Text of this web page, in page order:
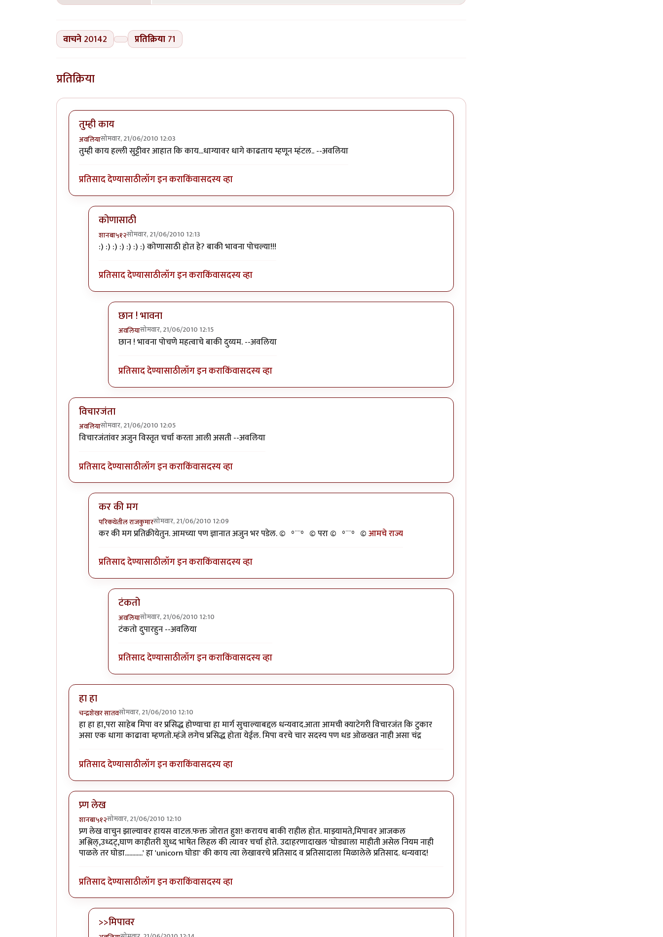
वाचने 20142 प्रतिक्रिया 71
प्रतिक्रिया
तुम्ही काय
अवलियासोमवार, 21/06/2010 12:03
तुम्ही काय हल्ली सुट्टीवर आहात कि काय...धाग्यावर धागे काढताय म्हणून म्हंटल.. --अवलिया
प्रतिसाद देण्यासाठीलॉग इन कराकिंवासदस्य व्हा
कोणासाठी
शानबा५१२सोमवार, 21/06/2010 12:13
In reply toतुम्ही कायbyअवलिया
:) :) :) :) :) :) :) कोणासाठी होत हे? बाकी भावना पोचल्या!!!
प्रतिसाद देण्यासाठीलॉग इन कराकिंवासदस्य व्हा
छान ! भावना
अवलियासोमवार, 21/06/2010 12:15
In reply toकोणासाठीbyशानबा५१२
छान ! भावना पोचणे महत्वाचे बाकी दुय्यम. --अवलिया
प्रतिसाद देण्यासाठीलॉग इन कराकिंवासदस्य व्हा
विचारजंता
अवलियासोमवार, 21/06/2010 12:05
विचारजंतांवर अजुन विस्तृत चर्चा करता आली असती --अवलिया
प्रतिसाद देण्यासाठीलॉग इन कराकिंवासदस्य व्हा
कर की मग
परिकथेतील राजकुमारसोमवार, 21/06/2010 12:09
In reply toविचारजंताbyअवलिया
कर की मग प्रतिक्रीयेतुन. आमच्या पण ज्ञानात अजुन भर पडेल. ©º°¨¨°º© परा ©º°¨¨°º©आमचे राज्य
प्रतिसाद देण्यासाठीलॉग इन कराकिंवासदस्य व्हा
टंकतो
अवलियासोमवार, 21/06/2010 12:10
In reply toकर की मगby
टंकतो दुपारहुन --अवलिया
प्रतिसाद देण्यासाठीलॉग इन कराकिंवासदस्य व्हा
हा हा
चन्द्रशेखर सातवसोमवार, 21/06/2010 12:10
हा हा हा,परा साहेब मिपा वर प्रसिद्ध होण्याचा हा मार्ग सुचाल्याबद्दल धन्यवाद.आता आमची क्याटेगरी विचारजंत कि टुकार
असा एक धागा काढावा म्हणतो.म्हंजे लगेच प्रसिद्ध होता येईल. मिपा वरचे चार सदस्य पण धड ओळखत नाही असा चंद्र
प्रतिसाद देण्यासाठीलॉग इन कराकिंवासदस्य व्हा
प्र्ण लेख
शानबा५१२सोमवार, 21/06/2010 12:10
प्र्ण लेख वाचुन झाल्यावर हायस वाटल.फक्त जोरात हुश! करायच बाकी राहील होत. माझ्यामते,मिपावर आजकल
अश्लिल्,उध्दट्,घाण काहीतरी शुध्द भाषेत लिहल की त्यावर चर्चा होते. उदाहरणादाखल 'घोड्याला माहीती असेल नियम नाही
पाळले तर घोडा............' हा 'unicorn घोडा' की काय त्या लेखावरचे प्रतिसाद व प्रतिसादाला मिळालेले प्रतिसाद. धन्यवाद!
प्रतिसाद देण्यासाठीलॉग इन कराकिंवासदस्य व्हा
>>मिपावर